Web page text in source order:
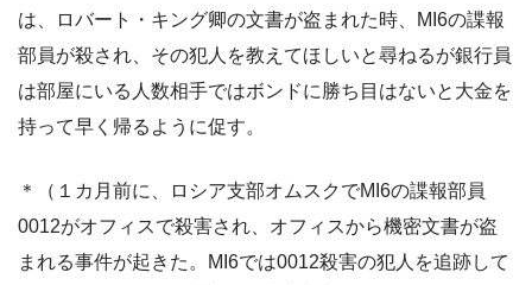
は、ロバート・キング卿の文書が盗まれた時、MI6の諜報
部員が殺され、その犯人を教えてほしいと尋ねるが銀行員
は部屋にいる人数相手ではボンドに勝ち目はないと大金を
持って早く帰るように促す。
＊（１カ月前に、ロシア支部オムスクでMI6の諜報部員
0012がオフィスで殺害され、オフィスから機密文書が盗
まれる事件が起きた。MI6では0012殺害の犯人を追跡して